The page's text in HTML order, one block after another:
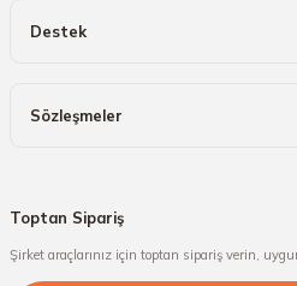
Destek
Sözleşmeler
Toptan Sipariş
Şirket araçlarınız için toptan sipariş verin,